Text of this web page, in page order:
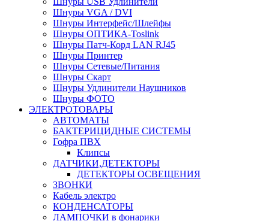
Шнуры VGA / DVI
Шнуры Интерфейс/Шлейфы
Шнуры ОПТИКА-Toslink
Шнуры Патч-Корд LAN RJ45
Шнуры Принтер
Шнуры Сетевые/Питания
Шнуры Скарт
Шнуры Удлинители Наушников
Шнуры ФОТО
ЭЛЕКТРОТОВАРЫ
АВТОМАТЫ
БАКТЕРИЦИДНЫЕ СИСТЕМЫ
Гофра ПВХ
Клипсы
ДАТЧИКИ,ДЕТЕКТОРЫ
ДЕТЕКТОРЫ ОСВЕЩЕНИЯ
ЗВОНКИ
Кабель электро
КОНДЕНСАТОРЫ
ЛАМПОЧКИ в фонарики